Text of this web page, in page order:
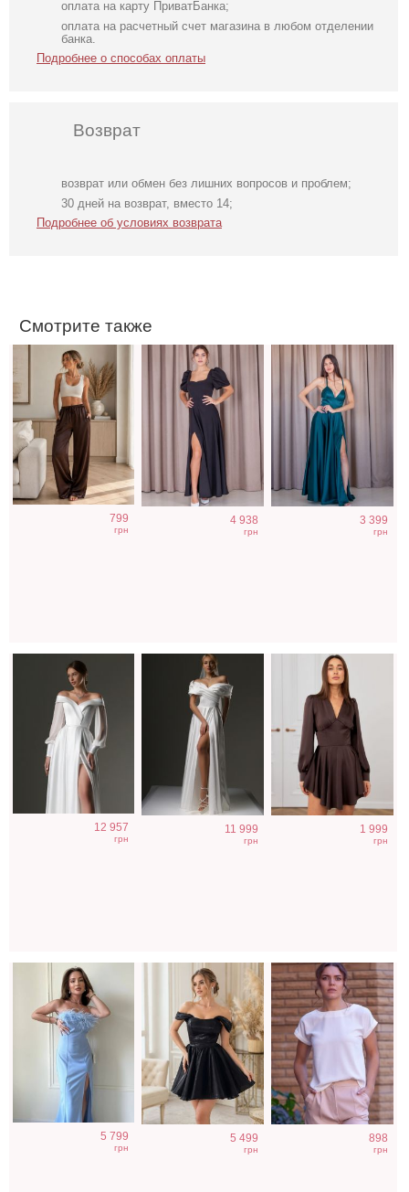
оплата на карту ПриватБанка;
оплата на расчетный счет магазина в любом отделении
банка.
Подробнее о способах оплаты
Возврат
возврат или обмен без лишних вопросов и проблем;
30 дней на возврат, вместо 14;
Подробнее об условиях возврата
Смотрите также
Классические
шоколадные
шелковые
799
грн
Элегантное
длинное черное
платье с
4 938
грн
3 399
грн
Свадебное
атласное платье
12 957
грн
Длинное
свадебное белое
11 999
грн
Коктейльное
короткое платье-
1 999
грн
Голубое
нарядное
5 799
грн
Короткое черное
нарядное
короткое платье
5 499
грн
Футболка
однотонная
белого цвета на
898
грн